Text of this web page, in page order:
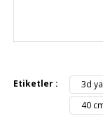
Ürün
Ürün
Etiketler : 3d
40